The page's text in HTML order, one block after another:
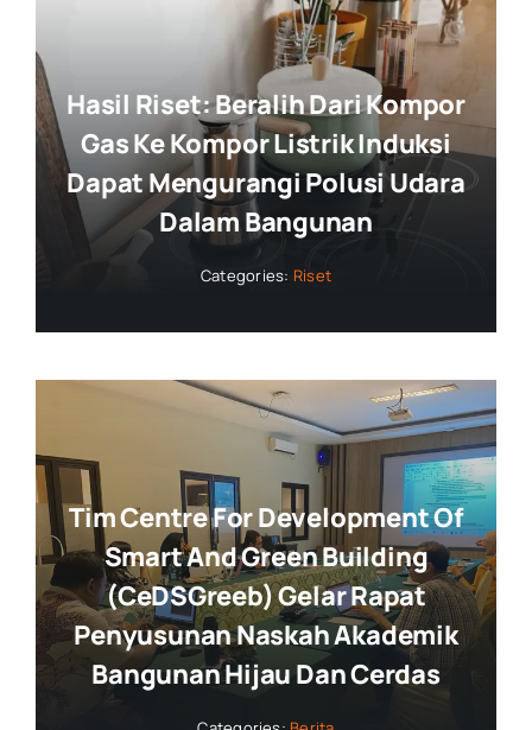
Hasil Riset: Beralih Dari Kompor
Gas Ke Kompor Listrik Induksi
Dapat Mengurangi Polusi Udara
Dalam Bangunan
Categories: Riset
Tim Centre For Development Of
Smart And Green Building
(CeDSGreeb) Gelar Rapat
Penyusunan Naskah Akademik
Bangunan Hijau Dan Cerdas